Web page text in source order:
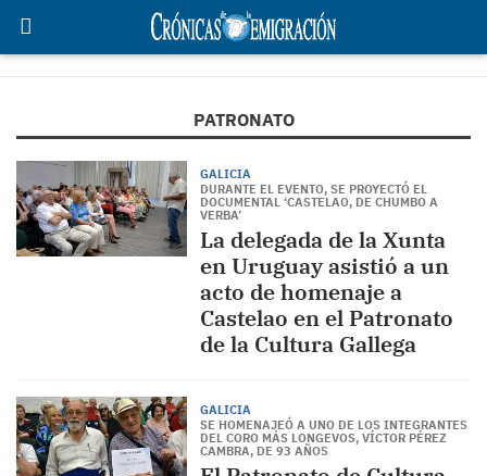
PATRONATO
GALICIA
DURANTE EL EVENTO, SE PROYECTÓ EL
DOCUMENTAL ‘CASTELAO, DE CHUMBO A
VERBA’
La delegada de la Xunta
en Uruguay asistió a un
acto de homenaje a
Castelao en el Patronato
de la Cultura Gallega
GALICIA
SE HOMENAJEÓ A UNO DE LOS INTEGRANTES
DEL CORO MÁS LONGEVOS, VÍCTOR PÉREZ
CAMBRA, DE 93 AÑOS